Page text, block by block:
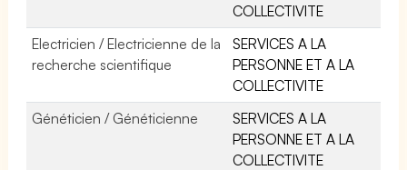
COLLECTIVITE
Electricien / Electricienne de la
recherche scientifique
SERVICES A LA
PERSONNE ET A LA
COLLECTIVITE
Généticien / Généticienne
SERVICES A LA
PERSONNE ET A LA
COLLECTIVITE